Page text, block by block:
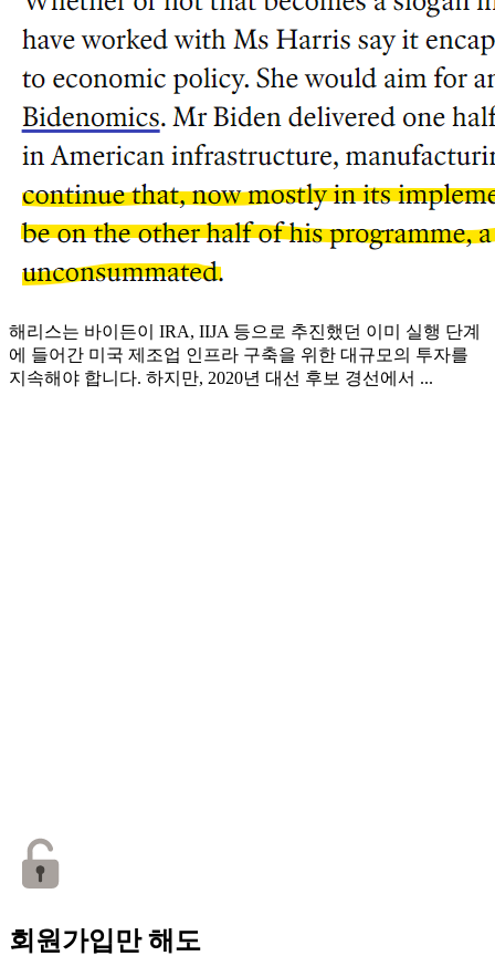
해리스는 바이든이 IRA, IIJA 등으로 추진했던 이미 실행 단계
에 들어간 미국 제조업 인프라 구축을 위한 대규모의 투자를
지속해야 합니다. 하지만, 2020년 대선 후보 경선에서 ...
회원가입만 해도